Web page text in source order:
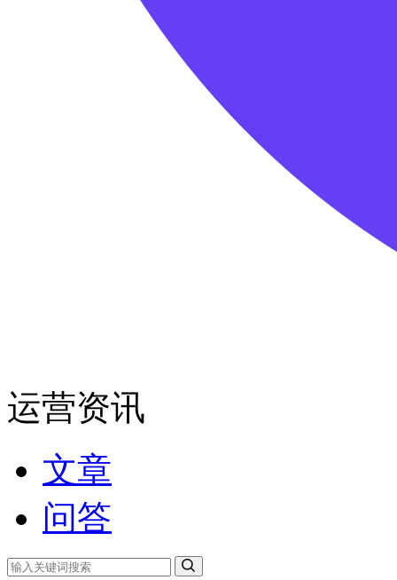
运营资讯
文章
问答